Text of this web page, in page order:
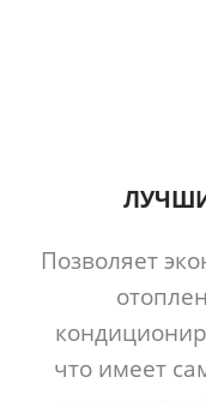
Позволяет
что имеет